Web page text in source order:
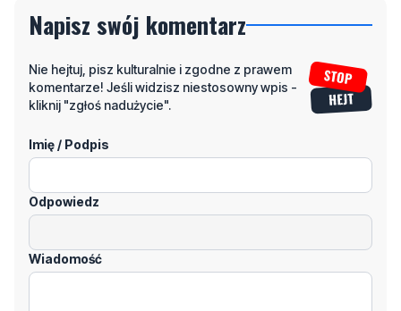
Komentarze
Napisz swój komentarz
komentarze! Jeśli widzisz niestosowny wpis -
Imię / Podpis
Odpowiedz